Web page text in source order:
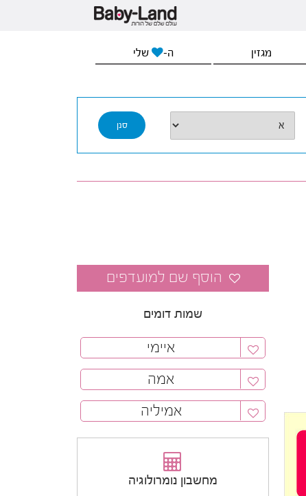
מגזין ה- שלי
שמות דומים
איימי
אמה
אמיליה
מחשבון נומרולוגיה